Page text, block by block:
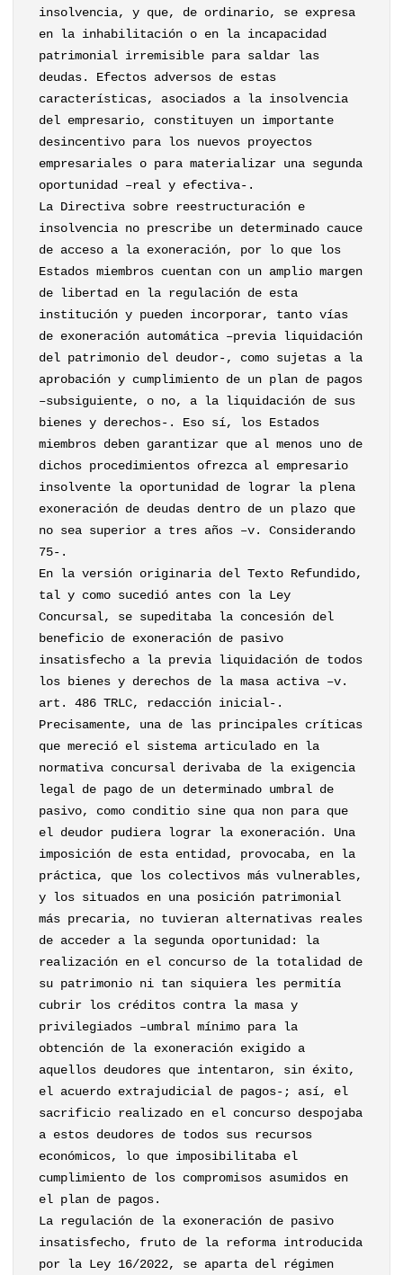
insolvencia, y que, de ordinario, se expresa
en la inhabilitación o en la incapacidad
patrimonial irremisible para saldar las
deudas. Efectos adversos de estas
características, asociados a la insolvencia
del empresario, constituyen un importante
desincentivo para los nuevos proyectos
empresariales o para materializar una segunda
oportunidad –real y efectiva-.
La Directiva sobre reestructuración e
insolvencia no prescribe un determinado cauce
de acceso a la exoneración, por lo que los
Estados miembros cuentan con un amplio margen
de libertad en la regulación de esta
institución y pueden incorporar, tanto vías
de exoneración automática –previa liquidación
del patrimonio del deudor-, como sujetas a la
aprobación y cumplimiento de un plan de pagos
–subsiguiente, o no, a la liquidación de sus
bienes y derechos-. Eso sí, los Estados
miembros deben garantizar que al menos uno de
dichos procedimientos ofrezca al empresario
insolvente la oportunidad de lograr la plena
exoneración de deudas dentro de un plazo que
no sea superior a tres años –v. Considerando
75-.
En la versión originaria del Texto Refundido,
tal y como sucedió antes con la Ley
Concursal, se supeditaba la concesión del
beneficio de exoneración de pasivo
insatisfecho a la previa liquidación de todos
los bienes y derechos de la masa activa –v.
art. 486 TRLC, redacción inicial-.
Precisamente, una de las principales críticas
que mereció el sistema articulado en la
normativa concursal derivaba de la exigencia
legal de pago de un determinado umbral de
pasivo, como conditio sine qua non para que
el deudor pudiera lograr la exoneración. Una
imposición de esta entidad, provocaba, en la
práctica, que los colectivos más vulnerables,
y los situados en una posición patrimonial
más precaria, no tuvieran alternativas reales
de acceder a la segunda oportunidad: la
realización en el concurso de la totalidad de
su patrimonio ni tan siquiera les permitía
cubrir los créditos contra la masa y
privilegiados –umbral mínimo para la
obtención de la exoneración exigido a
aquellos deudores que intentaron, sin éxito,
el acuerdo extrajudicial de pagos-; así, el
sacrificio realizado en el concurso despojaba
a estos deudores de todos sus recursos
económicos, lo que imposibilitaba el
cumplimiento de los compromisos asumidos en
el plan de pagos.
La regulación de la exoneración de pasivo
insatisfecho, fruto de la reforma introducida
por la Ley 16/2022, se aparta del régimen